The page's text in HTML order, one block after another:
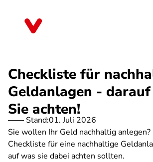
Checkliste für
Geldanlagen -
Sie achten!
Stand:01. Juli 2026
Sie wollen Ihr Geld nachhaltig
Checkliste für eine nachhaltige
auf was sie dabei achten sollten.